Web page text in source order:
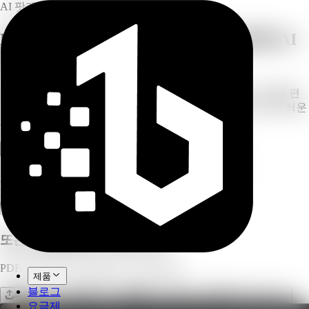
제품
블로그
요금제
AI 팟캐스트 생성기
PDF, YouTube, 웹 링크, 텍스트를 위한 AI
팟캐스트 생성기
PDF, 웹사이트, YouTube 영상, 붙여넣은 텍스트, 아이디어를 편
집 가능한 스크립트, AI 음성, 대본, 쇼노트가 포함된 자연스러운
2인 진행 AI 팟캐스트로 변환하세요.
무료 스크립트 미리보기 생성
워크스페이스 열기
스크립트 미리보기는 크레딧을 소모하지 않습니다
2인 진행 형식
MP3 내보내기
또는 파일을 끌어다 놓으세요
PDF, PPTX, 문서, 웹 링크, YouTube 등
파일 업로드 웹사이트 텍스트 붙여넣기 아이디어로 시작